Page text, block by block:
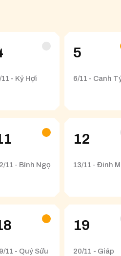
11 - Kỷ Hợi
5
6/11 - Canh
11 - Bính Ngọ
12
13/11 - Đinh
11 - Quý Sửu
19
20/11 - Giáp